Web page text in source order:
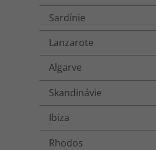
Sardínie
Lanzarote
Algarve
Skandinávie
Ibiza
Rhodos